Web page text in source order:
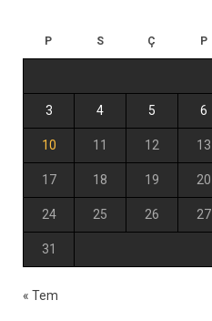
P S Ç P
3 4 5 6
10 11 12 13
17 18 19 20
24 25 26 27
31
« Tem